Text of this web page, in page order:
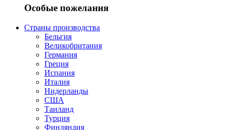
Особые пожелания
Страны производства
Бельгия
Великобритания
Германия
Греция
Испания
Италия
Нидерланды
США
Таиланд
Турция
Финляндия